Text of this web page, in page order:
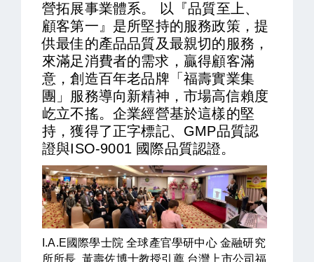
營拓展事業體系。 以『品質至上、
顧客第一』是所堅持的服務政策，提
供最佳的產品品質及最親切的服務，
來滿足消費者的需求，贏得顧客滿
意，創造百年老品牌 「福壽實業集
團 」服務導向新精神，市場高信賴度
屹立不搖。企業經營基於這樣的堅
持，獲得了正字標記、GMP品質認
證與ISO-9001 國際品質認證。
I.A.E國際學士院 全球產官學研中心 金融研究
所所長 黃壽佐博士教授引薦 台灣上市公司福